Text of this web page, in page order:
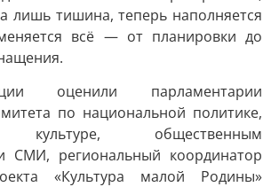
лишь тишина, теперь наполняется
всё — от планировки до
оценили парламентарии
по национальной политике,
культуре, общественным
СМИ, региональный координатор
«Культура малой Родины»